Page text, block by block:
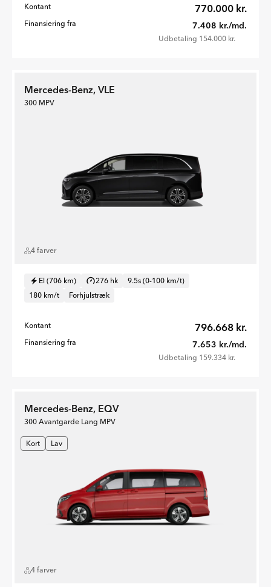
Kontant 770.000 kr.
Finansiering fra 7.408 kr./md.
Udbetaling 154.000 kr.
Mercedes-Benz, VLE
300 MPV
4 farver
El (706 km) 276 hk
9.5s (0-100 km/t)
180 km/t
Forhjulstræk
Kontant 796.668 kr.
Finansiering fra 7.653 kr./md.
Udbetaling 159.334 kr.
Mercedes-Benz, EQV
300 Avantgarde Lang MPV
Kort Lav
4 farver